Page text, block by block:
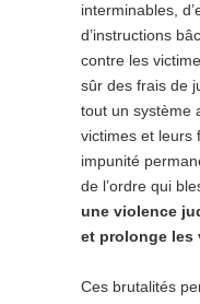
interminables,
d’instructions
contre les
sûr des frais de
tout un système
victimes et leurs
impunité
de l’ordre qui
une violence
et prolonge les
Ces brutalités